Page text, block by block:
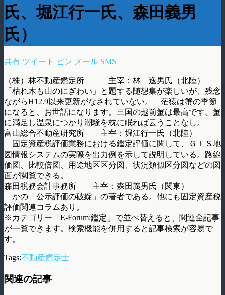
氏、堀江行一氏、森田義男
氏）
共有 ツイート ピン メール SMS
（株）林不動産鑑定所 主宰：林 逸男氏（北陸）
「枯れ木も山のにぎわい」と題する随想集が楽しいが、残念
ながらH12.9以来更新がなされていない。 茫猿は蟹の季節
になると、お世話になります。三国の越前蟹は最高です。蟹
に満足し温泉につかり潮騒を枕に眠れば云うことなし。
富山総合不動産研究所 主宰：堀江行一氏（北陸）
固定資産税評価業務における鑑定評価に関して、ＧＩＳ地
図情報システムの実際を出力例を示して説明している。路線
価図、比較倍図、用途地区区分図、状況類似区分図などの図
面が閲覧できる。
森田税務会計事務所 主宰：森田義男氏（関東）
かの「公示評価の破綻」の著者である。他にも固定資産税
評価関連コラムあり。
※カテゴリー「E-Forum:鑑定」で並べ替えると、関連全記事
が一覧できます。検索機能を併用すると記事検索が容易で
す。
Tags:不動産鑑定士
関連の記事